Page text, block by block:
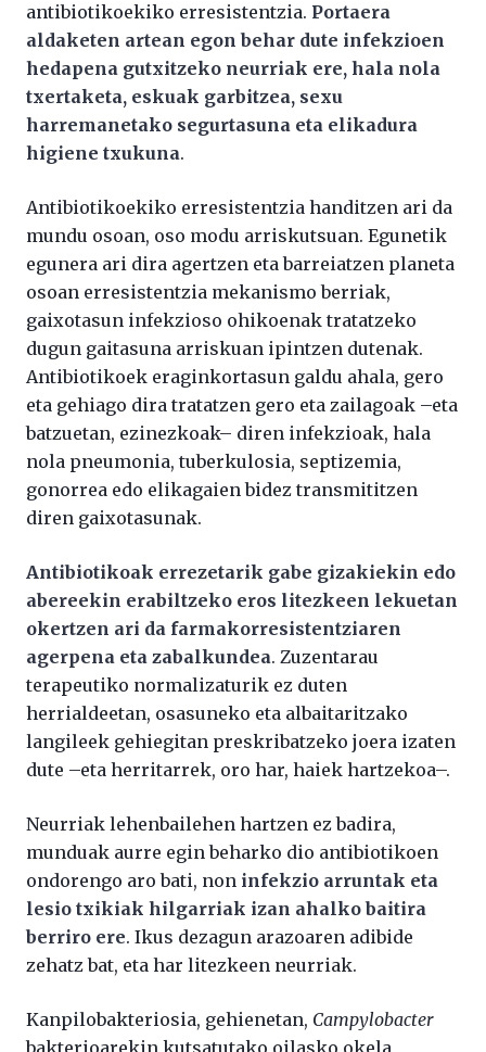
antibiotikoekiko erresistentzia. Portaera
aldaketen artean egon behar dute infekzioen
hedapena gutxitzeko neurriak ere, hala nola
txertaketa, eskuak garbitzea, sexu
harremanetako segurtasuna eta elikadura
higiene txukuna.
Antibiotikoekiko erresistentzia handitzen ari da
mundu osoan, oso modu arriskutsuan. Egunetik
egunera ari dira agertzen eta barreiatzen planeta
osoan erresistentzia mekanismo berriak,
gaixotasun infekzioso ohikoenak tratatzeko
dugun gaitasuna arriskuan ipintzen dutenak.
Antibiotikoek eraginkortasun galdu ahala, gero
eta gehiago dira tratatzen gero eta zailagoak –eta
batzuetan, ezinezkoak– diren infekzioak, hala
nola pneumonia, tuberkulosia, septizemia,
gonorrea edo elikagaien bidez transmititzen
diren gaixotasunak.
Antibiotikoak errezetarik gabe gizakiekin edo
abereekin erabiltzeko eros litezkeen lekuetan
okertzen ari da farmakorresistentziaren
agerpena eta zabalkundea. Zuzentarau
terapeutiko normalizaturik ez duten
herrialdeetan, osasuneko eta albaitaritzako
langileek gehiegitan preskribatzeko joera izaten
dute –eta herritarrek, oro har, haiek hartzekoa–.
Neurriak lehenbailehen hartzen ez badira,
munduak aurre egin beharko dio antibiotikoen
ondorengo aro bati, non infekzio arruntak eta
lesio txikiak hilgarriak izan ahalko baitira
berriro ere. Ikus dezagun arazoaren adibide
zehatz bat, eta har litezkeen neurriak.
Kanpilobakteriosia, gehienetan, Campylobacter